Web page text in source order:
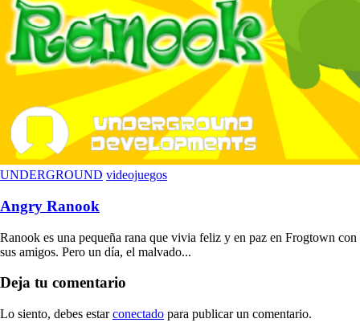
UNDERGROUND videojuegos
Angry Ranook
Ranook es una pequeña rana que vivia feliz y en paz en Frogtown con
sus amigos. Pero un día, el malvado...
Deja tu comentario
Lo siento, debes estarconectado para publicar un comentario.